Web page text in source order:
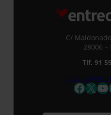
Si quieres recibir
mensual y los
que te ofrecemos
de completar este
base de datos y
todas las novedades.
Nombre *
C/
28006
Tlf. 91
X